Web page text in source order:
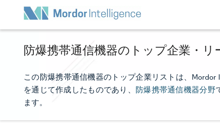
防爆携帯通信機器のトップ企業・
この防爆携帯通信機器のトップ企業リストは、
を通じて作成したものであり、 防爆携帯通信機器分野
ます。